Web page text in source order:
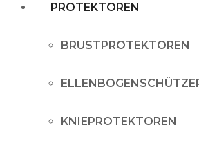
PROTEKTOREN
BRUSTPROTEKTOREN
KNIEPROTEKTOREN